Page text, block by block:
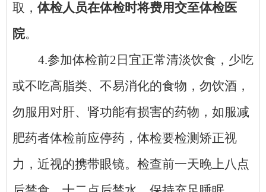
取， 体检人员在体检时将费用交至体检医
院。
4.参加体检前2日宜正常清淡饮食，少吃
或不吃高脂类、不易消化的食物，勿饮酒，
勿服用对肝、肾功能有损害的药物，如服减
肥药者体检前应停药，体检要检测矫正视
力，近视的携带眼镜。检查前一天晚上八点